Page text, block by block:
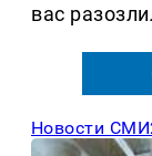
вас
Новости